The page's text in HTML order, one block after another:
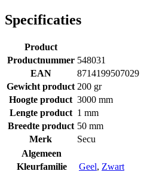
Specificaties
Product
Productnummer 548031
EAN
8714199507029
Gewicht product 200 gr
Hoogte product 3000 mm
Lengte product 1 mm
Breedte product 50 mm
Merk
Secu
Algemeen
Kleurfamilie
Geel, Zwart